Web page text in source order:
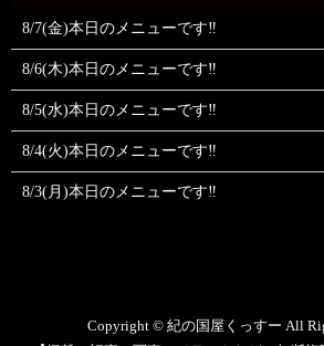
8/7(金)本日のメニューです‼️
8/6(木)本日のメニューです‼️
8/5(水)本日のメニューです‼️
8/4(火)本日のメニューです‼️
8/3(月)本日のメニューです‼️
Copyright © 紀の国屋くっすー All